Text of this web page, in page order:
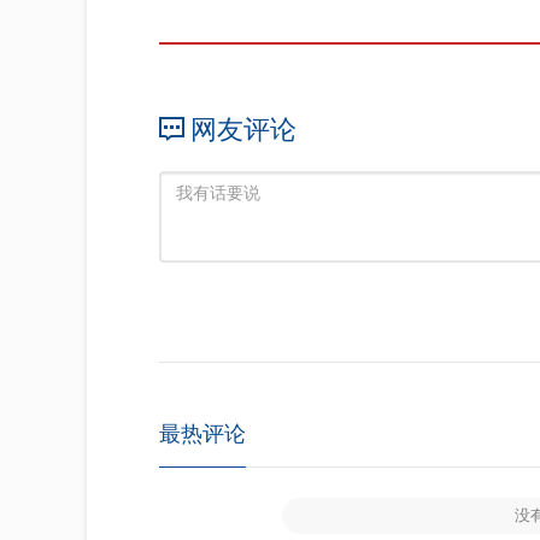
网友评论
最热评论
没